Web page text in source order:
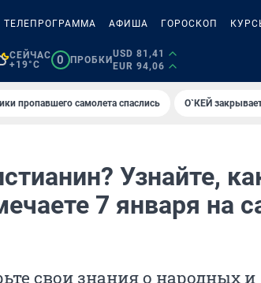
ТЕЛЕПРОГРАММА АФИША ГОРОСКОП
СЕЙЧАС
+19°C
0 ПРОБКИ
USD 81,41
EUR 94,06
пропавшего самолета спаслись О`КЕЙ
Узнайте,
7 января на
свои знания о народных и